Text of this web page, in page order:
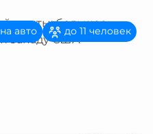
на авто до 11 человек